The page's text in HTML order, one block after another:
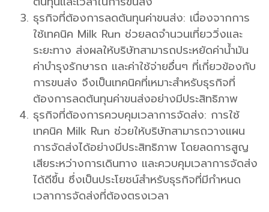
ธุรกิจที่ต้องการลดต้นทุนค่าขนส่ง: เนื่องจากการ
ใช้เทคนิค Milk Run ช่วยลดจำนวนเที่ยววิ่งและ
ระยะทาง ส่งผลให้บริษัทสามารถประหยัดค่าน้ำมัน
ค่าบำรุงรักษารถ และค่าใช้จ่ายอื่นๆ ที่เกี่ยวข้องกับ
การขนส่ง จึงเป็นเทคนิคที่เหมาะสำหรับธุรกิจที่
ต้องการลดต้นทุนค่าขนส่งอย่างมีประสิทธิภาพ
ธุรกิจที่ต้องการควบคุมเวลาการจัดส่ง: การใช้
เทคนิค Milk Run ช่วยให้บริษัทสามารถวางแผน
การจัดส่งได้อย่างมีประสิทธิภาพ โดยลดการสูญ
เสียระหว่างการเดินทาง และควบคุมเวลาการจัดส่ง
ได้ดีขึ้น ซึ่งเป็นประโยชน์สำหรับธุรกิจที่มีกำหนด
เวลาการจัดส่งที่ต้องตรงเวลา